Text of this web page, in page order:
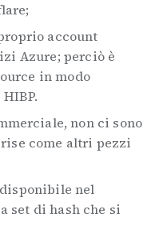
account
Azure; perciò è
in modo
non ci sono
come altri pezzi
nel
set di hash che si